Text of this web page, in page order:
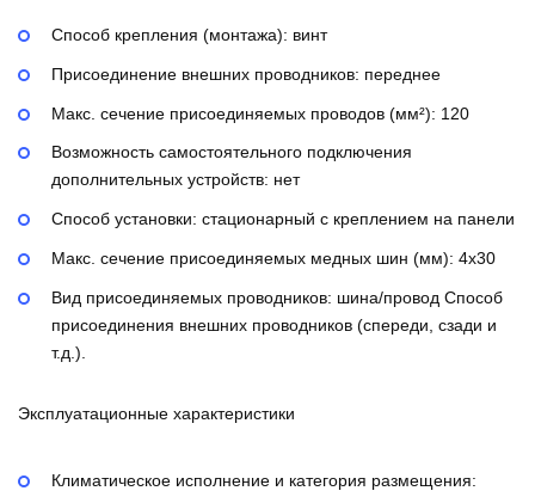
Способ крепления (монтажа): винт
Присоединение внешних проводников: переднее
Макс. сечение присоединяемых проводов (мм²): 120
Возможность самостоятельного подключения
дополнительных устройств: нет
Способ установки: стационарный с креплением на панели
Макс. сечение присоединяемых медных шин (мм): 4х30
Вид присоединяемых проводников: шина/провод Способ
присоединения внешних проводников (спереди, сзади и
т.д.).
Эксплуатационные характеристики
Климатическое исполнение и категория размещения: